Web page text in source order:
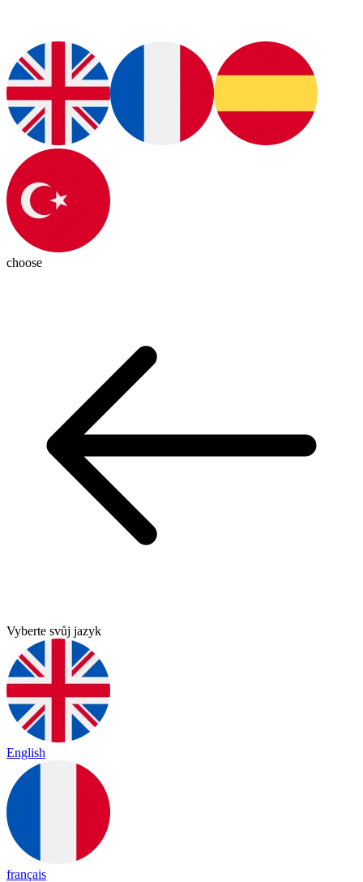
choose
Vyberte svůj jazyk
English
français